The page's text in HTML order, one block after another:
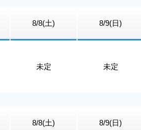
8/8(土) 8/9(日)
未定 未定
8/8(土) 8/9(日)